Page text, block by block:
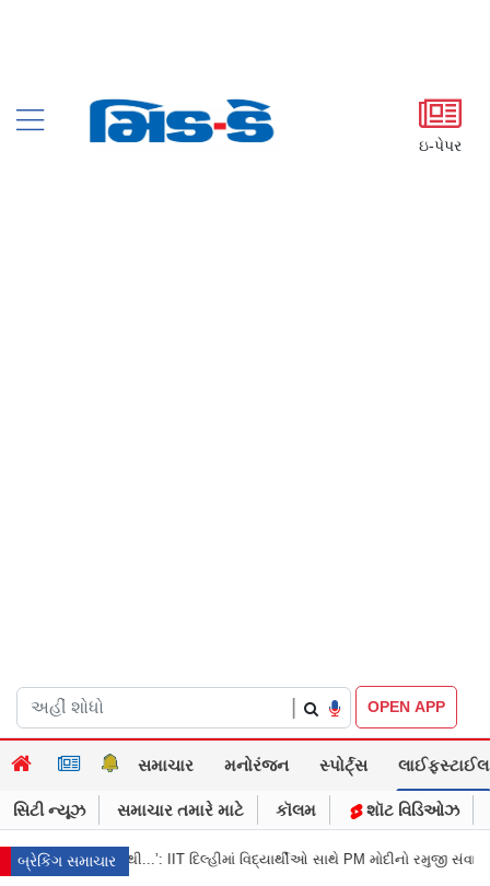
ઇ-પેપર
OPEN APP
સમાચાર મનોરંજન સ્પોર્ટ્સ લાઈફસ્ટાઈલ
સિટી ન્યૂઝ સમાચાર તમારે માટે કૉલમ શૉટ વિડિઓઝ
બ્રેકિંગ સમાચાર
દિલ્હીમાં વિદ્યાર્થીઓ સાથે PM મોદીનો રમુજી સંવાદ થાણે: શાળાના